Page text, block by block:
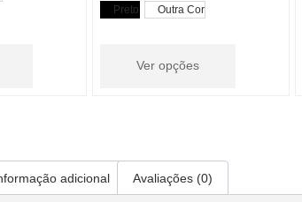
Preto Outra Cor
Ver opções
adicional Avaliações (0)